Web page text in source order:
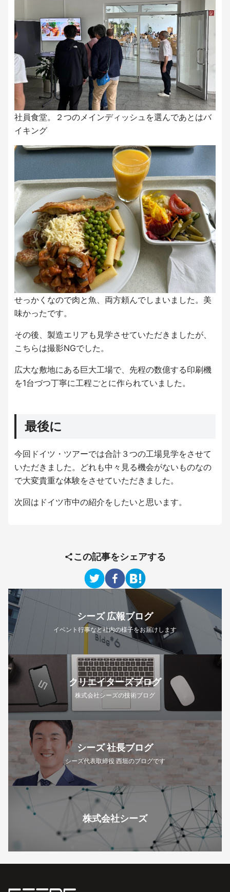
社員食堂。２つのメインディッシュを選んであとはバ
イキング
せっかくなので肉と魚、両方頼んでしまいました。美
味かったです。
その後、製造エリアも見学させていただきましたが、
こちらは撮影NGでした。
広大な敷地にある巨大工場で、先程の数億する印刷機
を1台づつ丁寧に工程ごとに作られていました。
最後に
今回ドイツ・ツアーでは合計３つの工場見学をさせて
いただきました。どれも中々見る機会がないものなの
で大変貴重な体験をさせていただきました。
次回はドイツ市中の紹介をしたいと思います。
この記事をシェアする
シーズ 広報ブログ
イベント行事など社内の様子をお届けします
クリエイターズブログ
株式会社シーズの技術ブログ
シーズ 社長ブログ
シーズ代表取締役 西垣のブログです
株式会社シーズ